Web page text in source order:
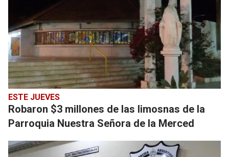
ESTE JUEVES
Robaron $3 millones de las limosnas de la
Parroquia Nuestra Señora de la Merced